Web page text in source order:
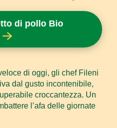
di pollo Bio
di oggi, gli chef Fileni
dal gusto incontenibile,
croccantezza. Un
l’afa delle giornate